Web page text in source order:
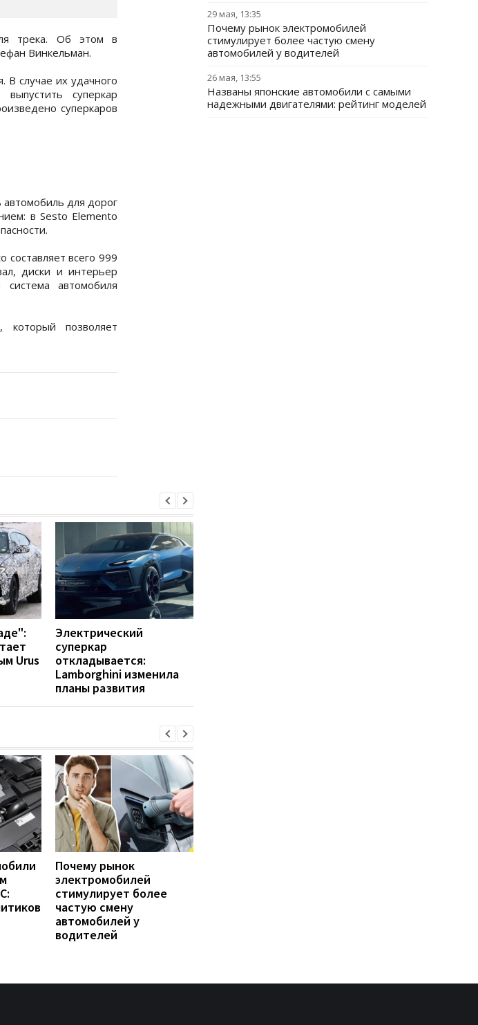
трека. Об этом в
Винкельман.
случае их удачного
выпустить суперкар
суперкаров
для дорог
в Sesto Elemento
составляет всего 999
диски и интерьер
автомобиля
позволяет
Urus
Электрический
суперкар
откладывается:
Lamborghini изменила
планы развития
Почему рынок
электромобилей
стимулирует более
частую смену
автомобилей у
водителей
29 мая, 13:35
Почему рынок электромобилей
стимулирует более частую смену
автомобилей у водителей
26 мая, 13:55
Названы японские автомобили с самыми
надежными двигателями: рейтинг моделей